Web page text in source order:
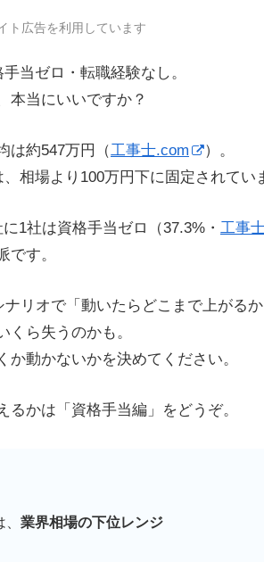
ト広告を利用しています
当ゼロ・転職経験なし。
本当にいいですか？
は約547万円（工事士.com
）。
相場より100万円下に固定されてい
1社は資格手当ゼロ（37.3%・ 工事
です。
リオで「動いたらどこまで上がるか
くら失うのかも。
か動かないかを決めてください。
るかは「資格手当編」をどうぞ。
業界相場の下位レンジ